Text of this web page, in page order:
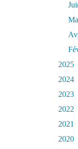
2025
2024
2023
2022
2021
2020